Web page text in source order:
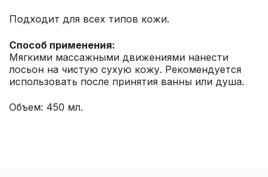
Подходит для всех типов кожи.
Способ применения:
Мягкими массажными движениями нанести
лосьон на чистую сухую кожу. Рекомендуется
использовать после принятия ванны или душа.
Объем: 450 мл.